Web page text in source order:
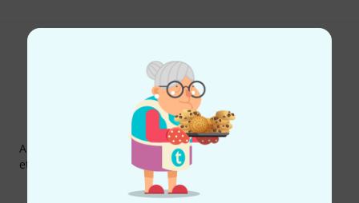
Thomann Newsletter
Abonniere den Thomann Newsletter und gewinne mit
etwas Glück einen von
50 Gutscheinen
Inspirierende Beiträge
Deals